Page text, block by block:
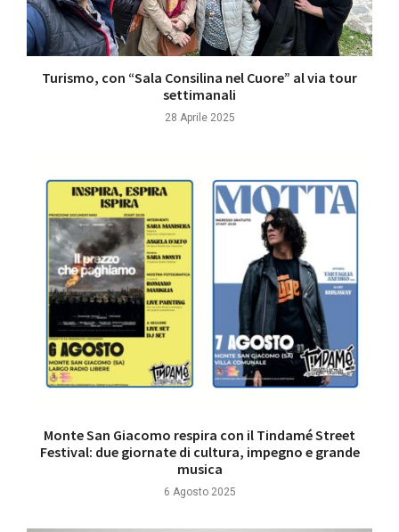
Turismo, con “Sala Consilina nel Cuore” al via tour
settimanali
28 Aprile 2025
Monte San Giacomo respira con il Tindamé Street
Festival: due giornate di cultura, impegno e grande
musica
6 Agosto 2025